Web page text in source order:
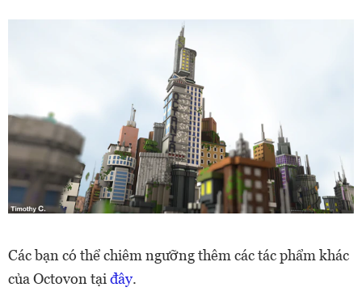
Các bạn có thể chiêm ngưỡng thêm các tác phẩm khác
của Octovon tạiđây.